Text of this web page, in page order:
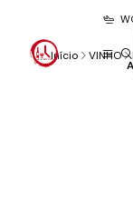
Início VINHO